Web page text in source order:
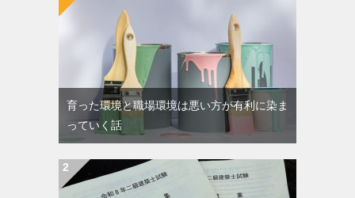
育った環境と職場環境は悪い方が有利に染ま
っていく話